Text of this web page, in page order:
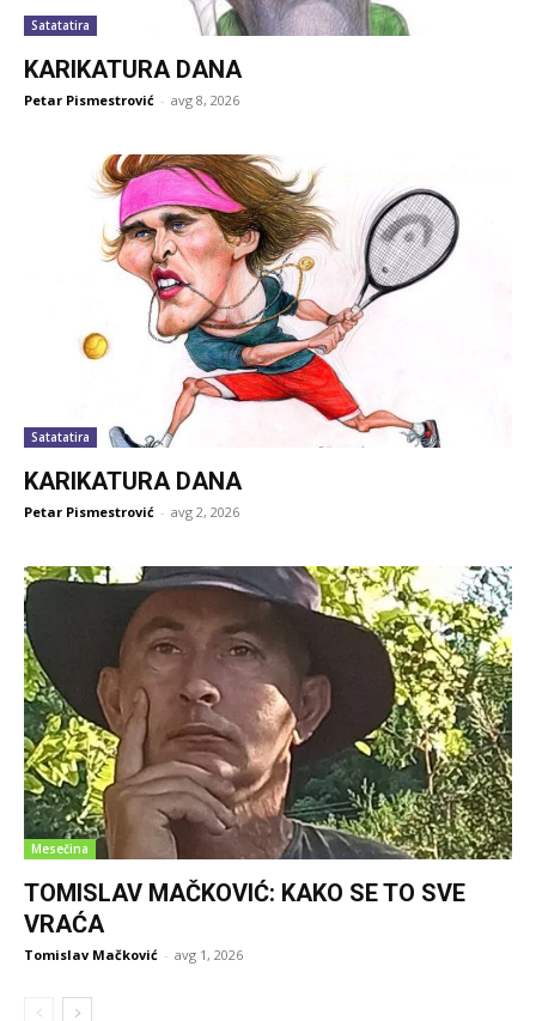
Satatatira
KARIKATURA DANA
Petar Pismestrović - avg 8, 2026
Satatatira
KARIKATURA DANA
Petar Pismestrović - avg 2, 2026
Mesečina
TOMISLAV MAČKOVIĆ: KAKO SE TO SVE
VRAĆA
Tomislav Mačković - avg 1, 2026